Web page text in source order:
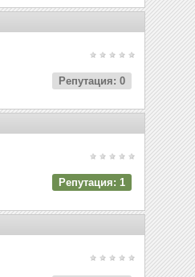
Репутация: 0
Репутация: 1